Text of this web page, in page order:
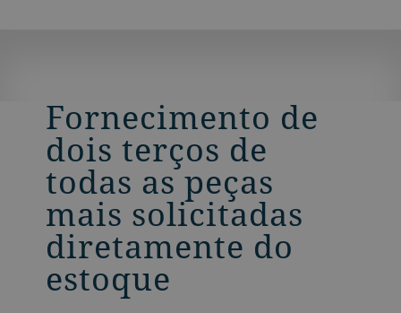
Fornecimento de
dois terços de
todas as peças
mais solicitadas
diretamente do
estoque